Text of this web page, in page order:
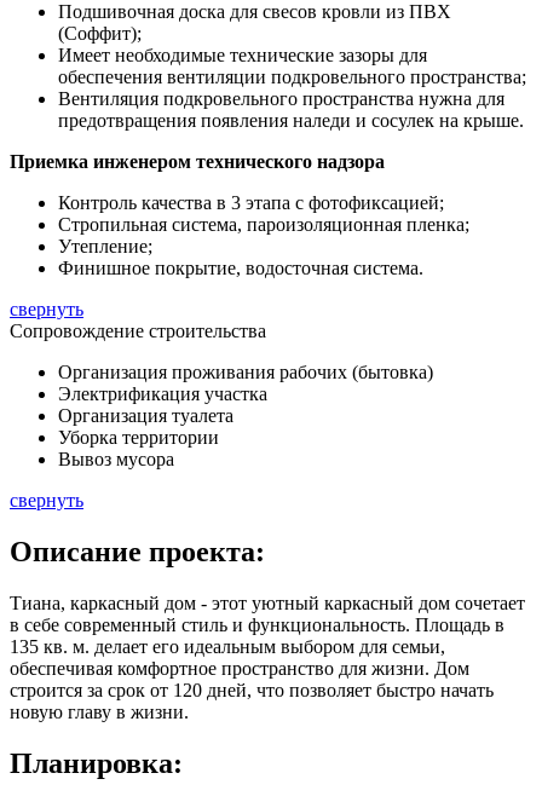
Подшивочная доска для свесов кровли из ПВХ
(Соффит);
Имеет необходимые технические зазоры для
обеспечения вентиляции подкровельного пространства;
Вентиляция подкровельного пространства нужна для
предотвращения появления наледи и сосулек на крыше.
Приемка инженером технического надзора
Контроль качества в 3 этапа с фотофиксацией;
Стропильная система, пароизоляционная пленка;
Утепление;
Финишное покрытие, водосточная система.
свернуть
Сопровождение строительства
Организация проживания рабочих (бытовка)
Электрификация участка
Организация туалета
Уборка территории
Вывоз мусора
свернуть
Описание проекта:
Тиана, каркасный дом - этот уютный каркасный дом сочетает
в себе современный стиль и функциональность. Площадь в
135 кв. м. делает его идеальным выбором для семьи,
обеспечивая комфортное пространство для жизни. Дом
строится за срок от 120 дней, что позволяет быстро начать
новую главу в жизни.
Планировка: